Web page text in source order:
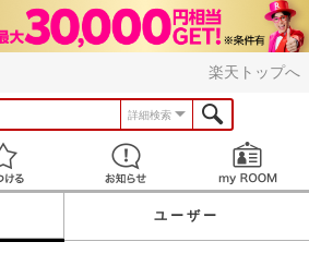
楽天トップへ
詳細検索
見つける お知らせ
ユーザー